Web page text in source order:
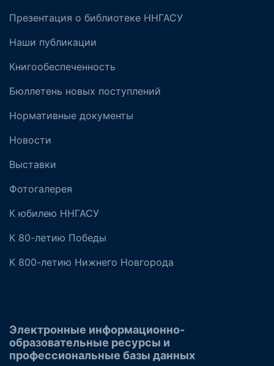
Презентация о библиотеке ННГАСУ
Наши публикации
Книгообеспеченность
Бюллетень новых поступлений
Нормативные документы
Новости
Выставки
Фотогалерея
К юбилею ННГАСУ
К 80-летию Победы
К 800-летию Нижнего Новгорода
Электронные информационно-
образовательные ресурсы и
профессиональные базы данных